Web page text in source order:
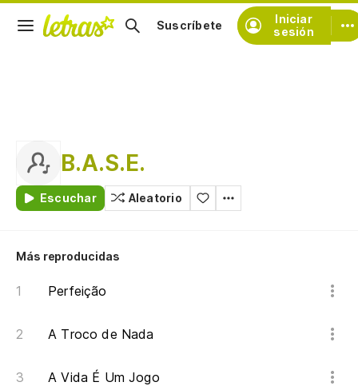
Iniciar
sesión
Suscríbete
B.A.S.E.
Escuchar Aleatorio
Más reproducidas
Perfeição
A Troco de Nada
A Vida É Um Jogo